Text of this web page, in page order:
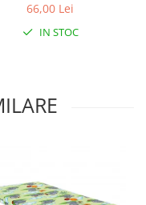
66,00 Lei
IN STOC